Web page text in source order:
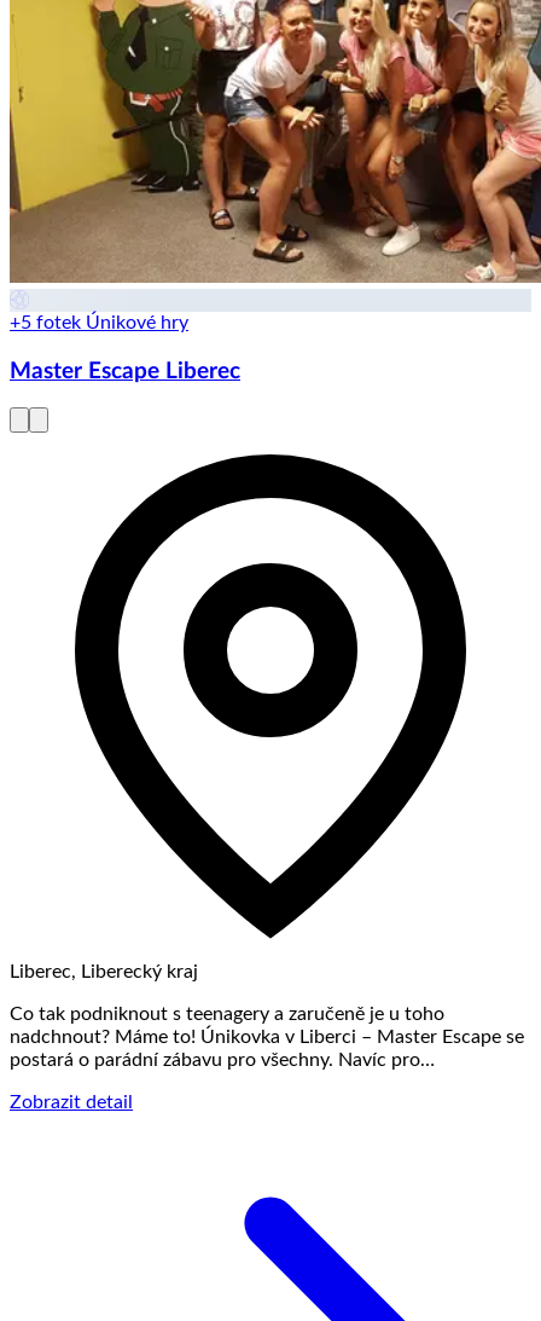
+5 fotek Únikové hry
Master Escape Liberec
Liberec, Liberecký kraj
Co tak podniknout s teenagery a zaručeně je u toho
nadchnout? Máme to! Únikovka v Liberci – Master Escape se
postará o parádní zábavu pro všechny. Navíc pro…
Zobrazit detail